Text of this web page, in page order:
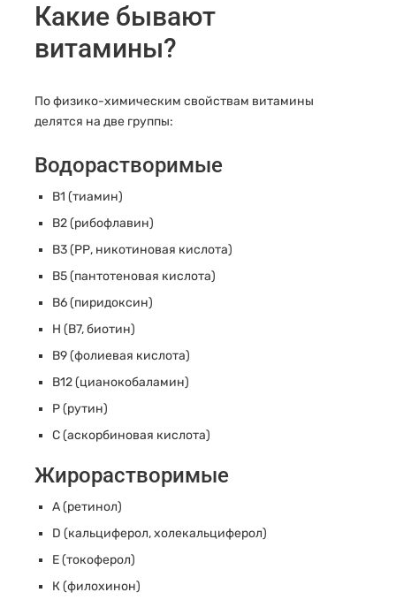
Какие бывают
витамины?
По физико-химическим свойствам витамины
делятся на две группы:
Водорастворимые
В1 (тиамин)
В2 (рибофлавин)
В3 (РР, никотиновая кислота)
В5 (пантотеновая кислота)
В6 (пиридоксин)
Н (В7, биотин)
В9 (фолиевая кислота)
В12 (цианокобаламин)
Р (рутин)
С (аскорбиновая кислота)
Жирорастворимые
А (ретинол)
D (кальциферол, холекальциферол)
Е (токоферол)
К (филохинон)